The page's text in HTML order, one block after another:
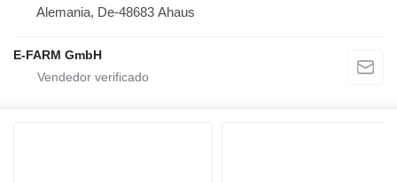
Alemania, De-48683 Ahaus
E-FARM GmbH